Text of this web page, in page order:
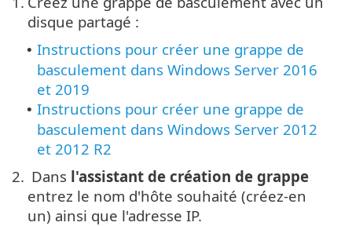
disque partagé :
• Instructions pour créer une grappe de
basculement dans Windows Server 2016
et 2019
• Instructions pour créer une grappe de
basculement dans Windows Server 2012
et 2012 R2
2. Dans l'assistant de création de grappe
entrez le nom d'hôte souhaité (créez-en
un) ainsi que l'adresse IP.